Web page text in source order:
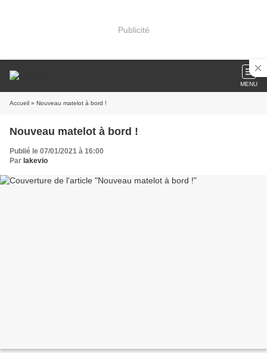
Publicité
MENU
Accueil » Nouveau matelot à bord !
Nouveau matelot à bord !
Publié le 07/01/2021 à 16:00
Par lakevio